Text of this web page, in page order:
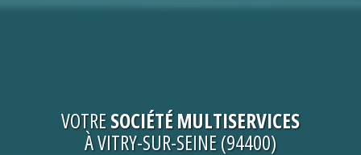
VOTRESOCIÉTÉ MULTISERVICES
À VITRY-SUR-SEINE (94400)